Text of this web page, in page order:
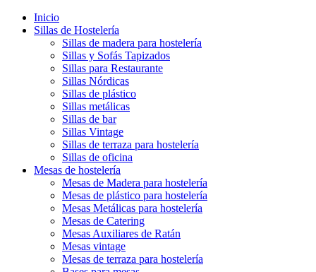
Inicio
Sillas de Hostelería
Sillas de madera para hostelería
Sillas y Sofás Tapizados
Sillas para Restaurante
Sillas Nórdicas
Sillas de plástico
Sillas metálicas
Sillas de bar
Sillas Vintage
Sillas de terraza para hostelería
Sillas de oficina
Mesas de hostelería
Mesas de Madera para hostelería
Mesas de plástico para hostelería
Mesas Metálicas para hostelería
Mesas de Catering
Mesas Auxiliares de Ratán
Mesas vintage
Mesas de terraza para hostelería